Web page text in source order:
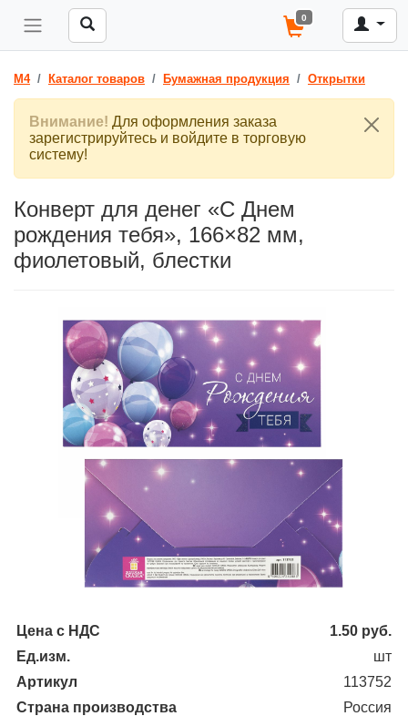
0
M4 Каталог товаров Бумажная продукция Открытки
Внимание! Для оформления заказа
зарегистрируйтесь и войдите в торговую
систему!
Конверт для денег «С Днем
рождения тебя», 166×82 мм,
фиолетовый, блестки
Цена с НДС 1.50 руб.
Ед.изм.
шт
Артикул
113752
Страна производства
Россия